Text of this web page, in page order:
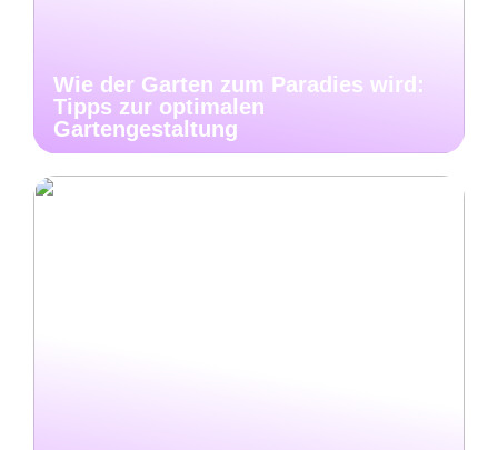
Wie der Garten zum Paradies wird:
Tipps zur optimalen
Gartengestaltung